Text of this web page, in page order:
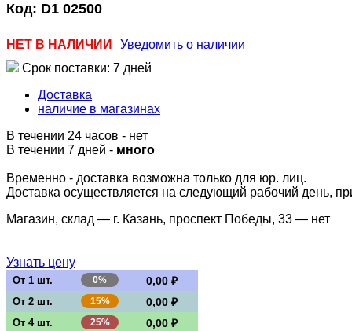
Код: D1 02500
НЕТ В НАЛИЧИИ
Уведомить о наличии
Срок поставки: 7 дней
Доставка
наличие в магазинах
В течении 24 часов - нет
В течении 7 дней - много
Временно - доставка возможна только для юр. лиц.
Доставка осуществляется на следующий рабочий день,
Магазин, склад — г. Казань, проспект Победы, 33 — нет
Узнать цену
От 1 шт. 0% 0,00 ₽
От 2 шт. 15% 0,00 ₽
От 4 шт. 25% 0,00 ₽